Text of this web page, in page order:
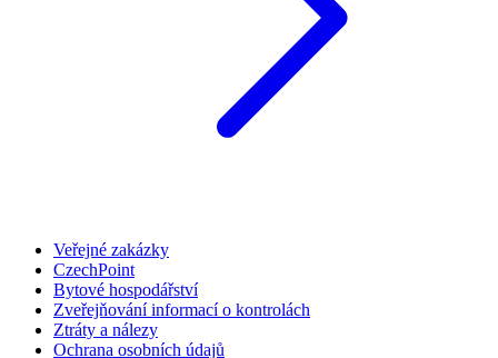
Veřejné zakázky
CzechPoint
Bytové hospodářství
Zveřejňování informací o kontrolách
Ztráty a nálezy
Ochrana osobních údajů